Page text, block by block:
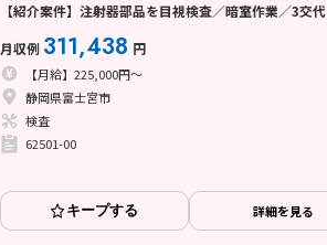
【紹介案件】注射器部品を目視検査／暗室作業／3交代
月収例 311,438 円
【月給】225,000円～
静岡県富士宮市
検査
62501-00
キープする 詳細を見る